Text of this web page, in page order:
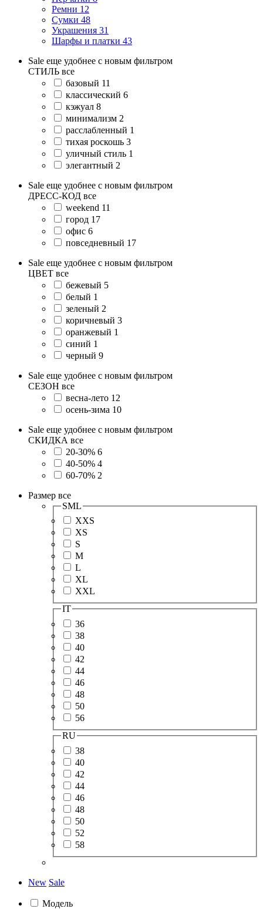
Ремни 12
Сумки 48
Украшения 31
Шарфы и платки 43
Sale еще удобнее с новым фильтром
СТИЛЬ все
базовый 11
классический 6
кэжуал 8
минимализм 2
расслабленный 1
тихая роскошь 3
уличный стиль 1
элегантный 2
Sale еще удобнее с новым фильтром
ДРЕСС-КОД все
weekend 11
город 17
офис 6
повседневный 17
Sale еще удобнее с новым фильтром
ЦВЕТ все
бежевый 5
белый 1
зеленый 2
коричневый 3
оранжевый 1
синий 1
черный 9
Sale еще удобнее с новым фильтром
СЕЗОН все
весна-лето 12
осень-зима 10
Sale еще удобнее с новым фильтром
СКИДКА все
20-30% 6
40-50% 4
60-70% 2
Размер все
SML
XXS
XS
S
M
L
XL
XXL
IT
36
38
40
42
44
46
48
50
56
RU
38
40
42
44
46
48
50
52
58
New Sale
Модель